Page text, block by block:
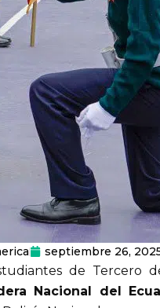
septiembre 26,
de Tercero
Nacional del